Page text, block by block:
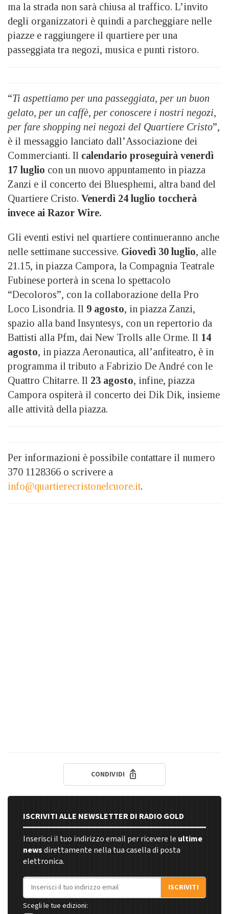
ma la strada non sarà chiusa al traffico. L’invito
degli organizzatori è quindi a parcheggiare nelle
piazze e raggiungere il quartiere per una
passeggiata tra negozi, musica e punti ristoro.
“Ti aspettiamo per una passeggiata, per un buon
gelato, per un caffè, per conoscere i nostri negozi,
per fare shopping nei negozi del Quartiere Cristo”,
è il messaggio lanciato dall’Associazione dei
Commercianti. Il calendario proseguirà venerdì
17 luglio con un nuovo appuntamento in piazza
Zanzi e il concerto dei Bluesphemi, altra band del
Quartiere Cristo. Venerdì 24 luglio toccherà
invece ai Razor Wire.
Gli eventi estivi nel quartiere continueranno anche
nelle settimane successive. Giovedì 30 luglio, alle
21.15, in piazza Campora, la Compagnia Teatrale
Fubinese porterà in scena lo spettacolo
“Decoloros”, con la collaborazione della Pro
Loco Lisondria. Il 9 agosto, in piazza Zanzi,
spazio alla band Insyntesys, con un repertorio da
Battisti alla Pfm, dai New Trolls alle Orme. Il 14
agosto, in piazza Aeronautica, all’anfiteatro, è in
programma il tributo a Fabrizio De André con le
Quattro Chitarre. Il 23 agosto, infine, piazza
Campora ospiterà il concerto dei Dik Dik, insieme
alle attività della piazza.
Per informazioni è possibile contattare il numero
370 1128366 o scrivere a
info@quartierecristonelcuore.it.
CONDIVIDI
ISCRIVITI ALLE NEWSLETTER DI RADIO GOLD
Inserisci il tuo indirizzo email per ricevere le ultime
newsdirettamente nella tua casella di posta
elettronica.
Indirizzo email
ISCRIVITI
Scegli le tue edizioni: